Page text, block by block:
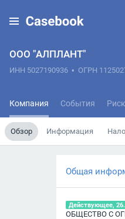
ООО "АЛПЛАНТ"
ИНН 5027190936 • ОГРН
Компания События
Обзор Информация
Общая
Действующее,
ОБЩЕСТВО С